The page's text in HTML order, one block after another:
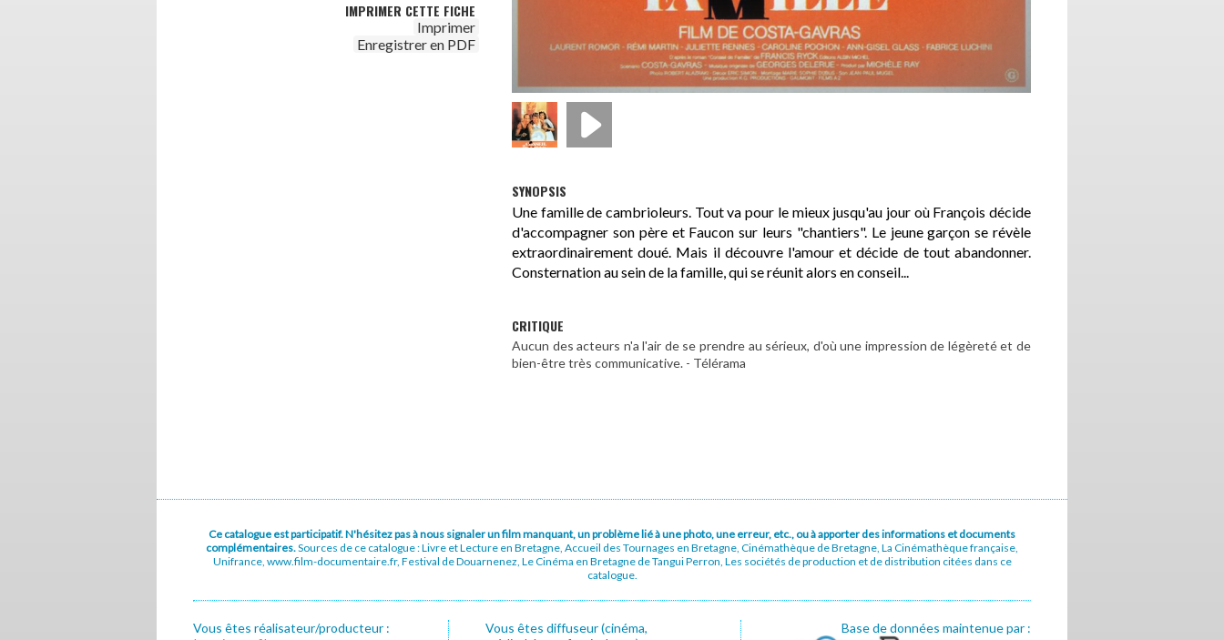
IMPRIMER CETTE FICHE
Imprimer
Enregistrer en PDF
SYNOPSIS
Une famille de cambrioleurs. Tout va pour le mieux jusqu'au jour où François décide
d'accompagner son père et Faucon sur leurs "chantiers". Le jeune garçon se révèle
extraordinairement doué. Mais il découvre l'amour et décide de tout abandonner.
Consternation au sein de la famille, qui se réunit alors en conseil...
CRITIQUE
Aucun des acteurs n'a l'air de se prendre au sérieux, d'où une impression de légèreté et de
bien-être très communicative. - Télérama
Ce catalogue est participatif. N'hésitez pas à nous signaler un film manquant, un problème lié à une photo, une erreur, etc., ou à apporter des informations et documents
complémentaires.Sources de ce catalogue : Livre et Lecture en Bretagne, Accueil des Tournages en Bretagne, Cinémathèque de Bretagne, La Cinémathèque française,
Unifrance, www.film-documentaire.fr, Festival de Douarnenez, Le Cinéma en Bretagne de Tangui Perron, Les sociétés de production et de distribution citées dans ce
catalogue.
Vous êtes réalisateur/producteur :
Vous êtes diffuseur (cinéma,
Base de données maintenue par :